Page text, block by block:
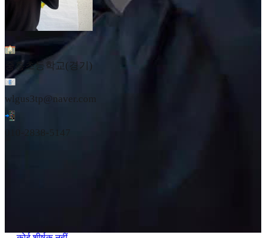
중흥초등학교(경기)
wlgus3tp@naver.com
010-2838-5147